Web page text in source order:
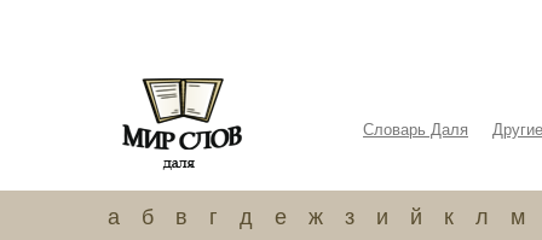
Словарь Даля
а б в г д е ж з и й к л м